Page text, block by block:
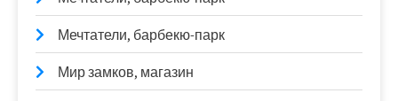
Мечтатели, барбекю-парк
Мир замков, магазин